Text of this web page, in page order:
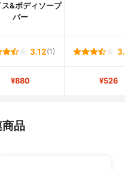
ス&ボディソープ
バー
3.12(1)
¥880 ¥526
品